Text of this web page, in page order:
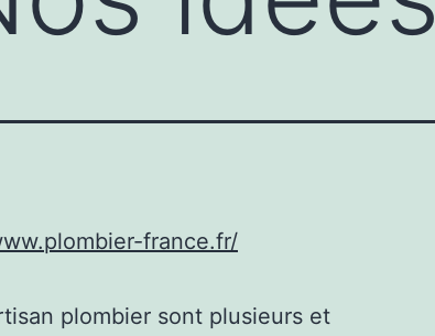
france.fr/
plombier sont plusieurs et